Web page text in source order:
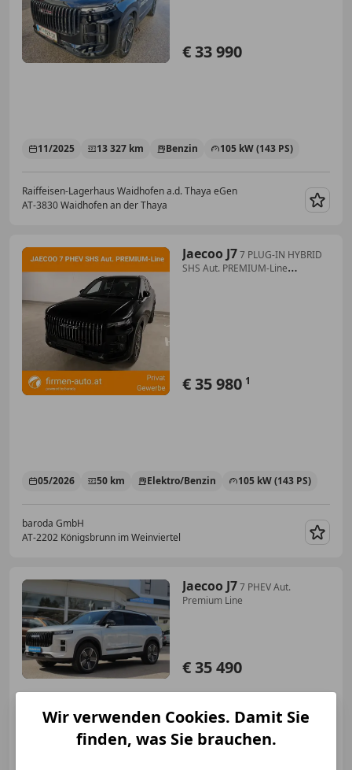
€ 33 990
11/2025 13 327 km Benzin 105 kW (143 PS)
Raiffeisen-Lagerhaus Waidhofen a.d. Thaya eGen
AT-3830 Waidhofen an der Thaya
Jaecoo J77 PLUG-IN HYBRID
SHS Aut. PREMIUM-Line
€ 35 980 1
05/2026 50 km Elektro/Benzin 105 kW (143 PS)
baroda GmbH
AT-2202 Königsbrunn im Weinviertel
Jaecoo J77 PHEV Aut.
Premium Line
€ 35 490
Wir verwenden Cookies. Damit Sie
finden, was Sie brauchen.